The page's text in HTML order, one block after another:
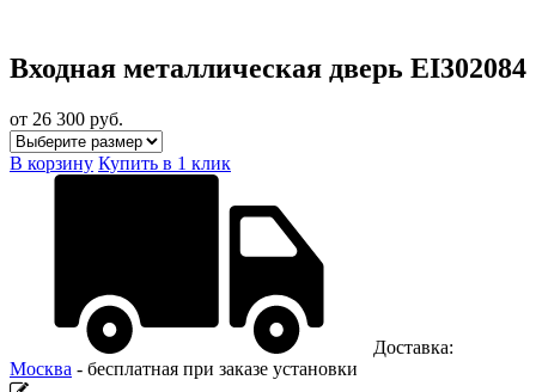
Входная металлическая дверь EI302084
от 26 300 руб.
В корзину Купить в 1 клик
Доставка:
Москва - бесплатная при заказе установки